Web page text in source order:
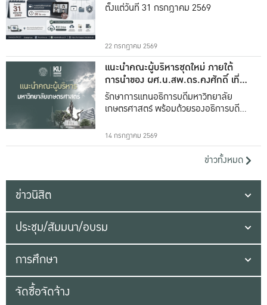
ตั้งแต่วันที่ 31 กรกฎาคม 2569
22 กรกฎาคม 2569
แนะนำคณะผู้บริหารชุดใหม่ ภายใต้
การนำของ ผศ.น.สพ.ดร.คงศักดิ์ เที่ยง
ธรรม
รักษาการแทนอธิการบดีมหาวิทยาลัย
เกษตรศาสตร์ พร้อมด้วยรองอธิการบดีทั้ง
14 กรกฎาคม 2569
ข่าวทั้งหมด
ข่าวนิสิต
ประชุม/สัมมนา/อบรม
การศึกษา
จัดซื้อจัดจ้าง